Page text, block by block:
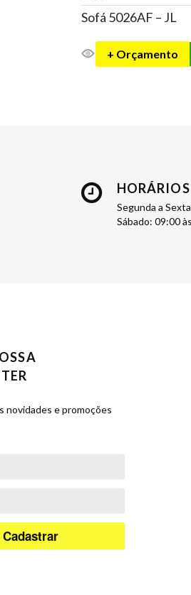
Sofá 5026AF – JL
+ Orçamento
HORÁRIOS
Segunda a
Sábado: 09:00
novidades e promoções